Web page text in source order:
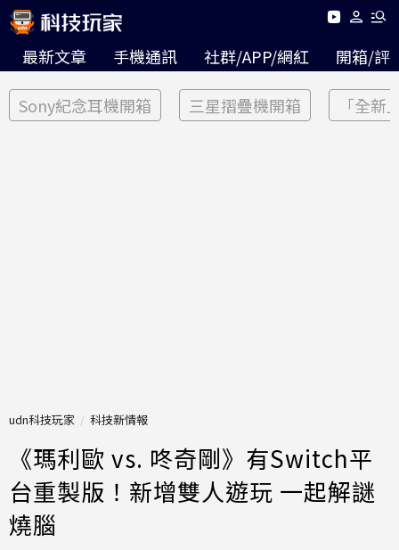
最新文章 手機通訊 社群/APP/網紅 開箱/評
Sony紀念耳機開箱 三星摺疊機開箱 「全新
udn科技玩家 科技新情報
《瑪利歐 vs. 咚奇剛》有Switch平
台重製版！新增雙人遊玩 一起解謎
燒腦